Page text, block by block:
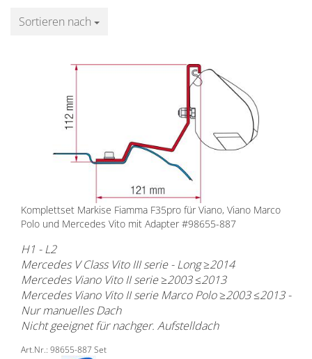
Sortieren nach
Sortieren nach
Komplettset Markise Fiamma F35pro für Viano, Viano Marco
Polo und Mercedes Vito mit Adapter #98655-887
H1 - L2
Mercedes V Class Vito III serie - Long ≥2014
Mercedes Viano Vito II serie ≥2003 ≤2013
Mercedes Viano Vito II serie Marco Polo ≥2003 ≤2013 -
Nur manuelles Dach
Nicht geeignet für nachger. Aufstelldach
Art.Nr.: 98655-887 Set